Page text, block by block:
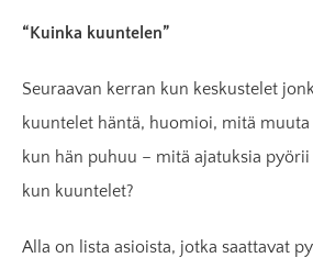
“Kuinka kuuntelen”
Seuraavan kerran kun keskustelet
kuuntelet häntä, huomioi, mitä
kun hän puhuu – mitä ajatuksia pyörii
kun kuuntelet?
Alla on lista asioista, jotka saattavat